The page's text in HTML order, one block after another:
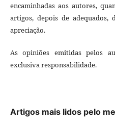
encaminhadas aos autores,
artigos, depois de adequados,
apreciação.
As opiniões emitidas pelos
exclusiva responsabilidade.
Artigos mais lidos pelo